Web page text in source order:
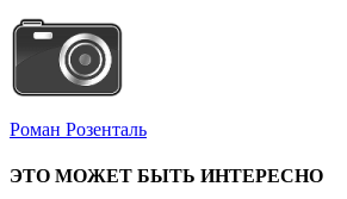
Роман Розенталь
ЭТО МОЖЕТ БЫТЬ ИНТЕРЕСНО